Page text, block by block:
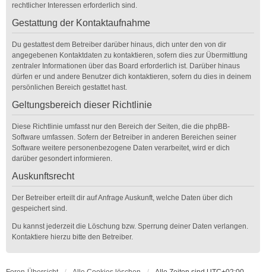
rechtlicher Interessen erforderlich sind.
Gestattung der Kontaktaufnahme
Du gestattest dem Betreiber darüber hinaus, dich unter den von dir
angegebenen Kontaktdaten zu kontaktieren, sofern dies zur Übermittlung
zentraler Informationen über das Board erforderlich ist. Darüber hinaus
dürfen er und andere Benutzer dich kontaktieren, sofern du dies in deinem
persönlichen Bereich gestattet hast.
Geltungsbereich dieser Richtlinie
Diese Richtlinie umfasst nur den Bereich der Seiten, die die phpBB-
Software umfassen. Sofern der Betreiber in anderen Bereichen seiner
Software weitere personenbezogene Daten verarbeitet, wird er dich
darüber gesondert informieren.
Auskunftsrecht
Der Betreiber erteilt dir auf Anfrage Auskunft, welche Daten über dich
gespeichert sind.
Du kannst jederzeit die Löschung bzw. Sperrung deiner Daten verlangen.
Kontaktiere hierzu bitte den Betreiber.